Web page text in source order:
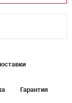
Гарантия